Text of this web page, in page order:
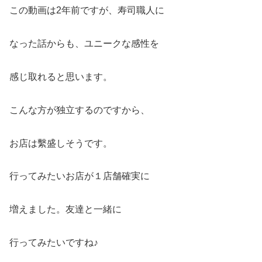
この動画は2年前ですが、寿司職人に
なった話からも、ユニークな感性を
感じ取れると思います。
こんな方が独立するのですから、
お店は繫盛しそうです。
行ってみたいお店が１店舗確実に
増えました。友達と一緒に
行ってみたいですね♪